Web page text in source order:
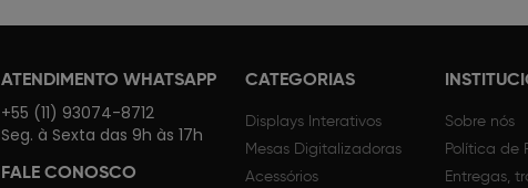
ATENDIMENTO WHATSAPP
+55 (11) 93074-8712
Seg. à Sexta das 9h às 17h
FALE CONOSCO
CATEGORIAS
Displays Interativos
Mesas Digitalizadoras
Acessórios
Sobre nós
Política de
Entregas,